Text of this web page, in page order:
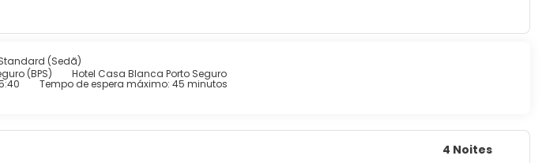
(Sedã)
(BPS)
Hotel Casa Blanca Porto Seguro
Tempo de espera máximo: 45 minutos
4 Noites